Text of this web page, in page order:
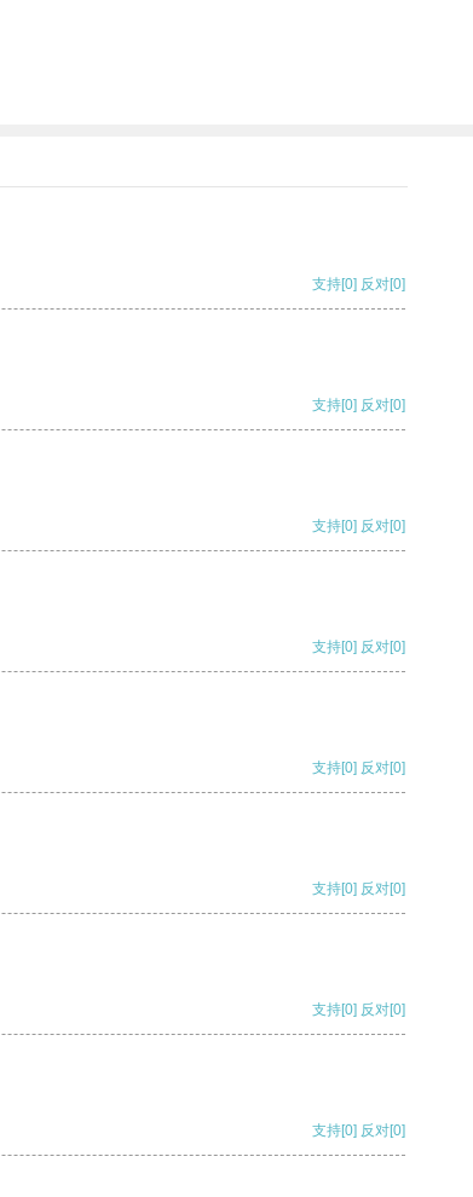
支持[0] 反对[0]
支持[0] 反对[0]
支持[0] 反对[0]
支持[0] 反对[0]
支持[0] 反对[0]
支持[0] 反对[0]
支持[0] 反对[0]
支持[0] 反对[0]